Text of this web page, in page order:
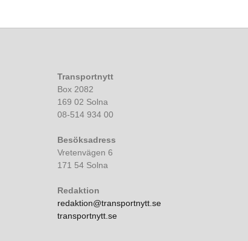
Transportnytt
Box 2082
169 02 Solna
08-514 934 00
Besöksadress
Vretenvägen 6
171 54 Solna
Redaktion
redaktion@transportnytt.se
transportnytt.se